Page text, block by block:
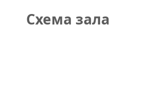
Схема зала